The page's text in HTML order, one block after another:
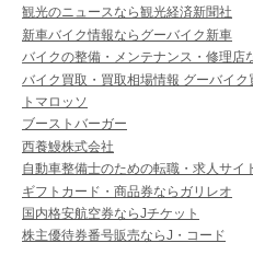
観光のニュースなら観光経済新聞社
新車バイク情報ならグーバイク新車
バイクの整備・メンテナンス・修理店
バイク買取・買取相場情報 グーバイク
トマロッソ
ブーストバーガー
西養鰻株式会社
自動車整備士のための転職・求人サイ
ギフトカード・商品券ならガリレオ
国内格安航空券ならJチケット
株主優待券番号販売ならJ・コード